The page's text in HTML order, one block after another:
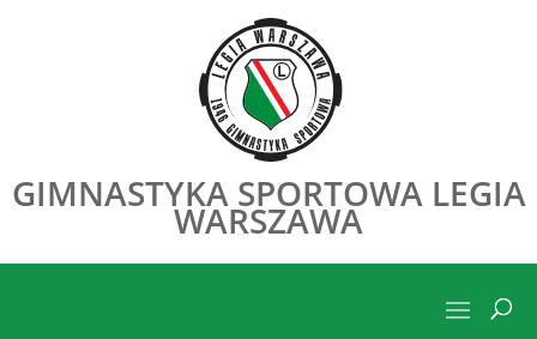
GIMNASTYKA SPORTOWA LEGIA
WARSZAWA